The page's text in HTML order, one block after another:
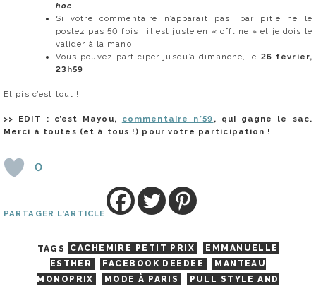
hoc
Si votre commentaire n’apparaît pas, par pitié ne le
postez pas 50 fois : il est juste en « offline » et je dois le
valider à la mano
Vous pouvez participer jusqu’à dimanche, le 26 février,
23h59
Et pis c’est tout !
>> EDIT : c’est Mayou, commentaire n°59 , qui gagne le sac.
Merci à toutes (et à tous !) pour votre participation !
0
PARTAGER L'ARTICLE
TAGS CACHEMIRE PETIT PRIX
EMMANUELLE
ESTHER
FACEBOOK DEEDEE
MANTEAU
MONOPRIX
MODE À PARIS
PULL STYLE AND